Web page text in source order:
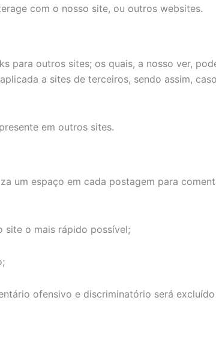
com o nosso site, ou outros websites.
para outros sites; os quais, a nosso ver,
a sites de terceiros, sendo assim,
em outros sites.
um espaço em cada postagem para
site o mais rápido possível;
ofensivo e discriminatório será